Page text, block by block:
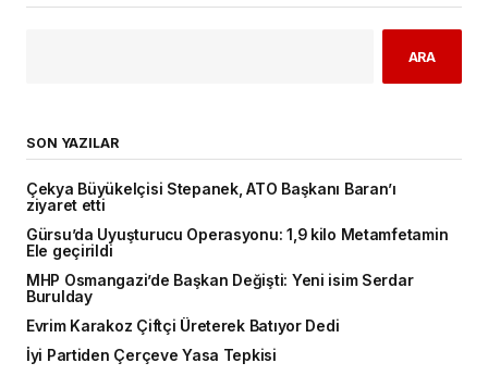
ARA
SON YAZILAR
Çekya Büyükelçisi Stepanek, ATO Başkanı Baran’ı
ziyaret etti
Gürsu’da Uyuşturucu Operasyonu: 1,9 kilo Metamfetamin
Ele geçirildi
MHP Osmangazi’de Başkan Değişti: Yeni isim Serdar
Burulday
Evrim Karakoz Çiftçi Üreterek Batıyor Dedi
İyi Partiden Çerçeve Yasa Tepkisi